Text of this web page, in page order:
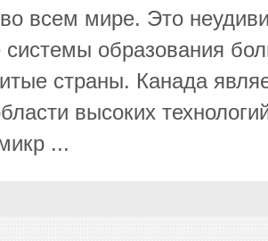
всем мире. Это
системы образования
страны. Канада
высоких
...